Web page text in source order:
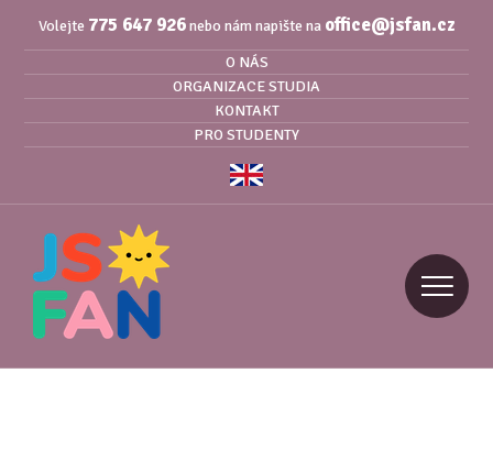
Volejte 775 647 926nebo nám napište na office@jsfan.cz
O NÁS
ORGANIZACE STUDIA
KONTAKT
PRO STUDENTY